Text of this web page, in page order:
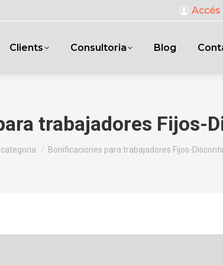
Clients Consultoria Blog
trabajadores Fijos-
Bonificaciones para trabajadores Fijos-